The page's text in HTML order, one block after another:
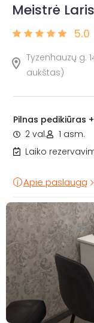
Meistrė
5.0
Tyzenhauzų g.
aukštas)
Pilnas pedikiūras
2 val.
1 asm.
Laiko
Apie paslaugą